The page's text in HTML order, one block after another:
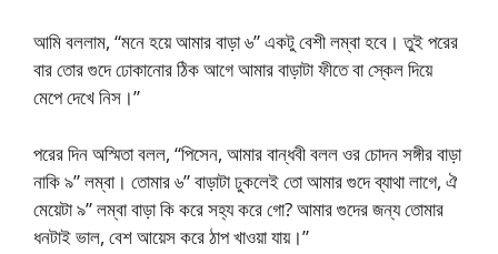
আমি বললাম, “মনে হয়ে আমার বাড়া ৬” একটু বেশী লম্বা হবে। তুই পরের
বার তোর গুদে ঢোকানোর ঠিক আগে আমার বাড়াটা ফীতে বা স্কেল দিয়ে
মেপে দেখে নিস।”
পরের দিন অস্মিতা বলল, “পিসেন, আমার বান্ধবী বলল ওর চোদন সঙ্গীর বাড়া
নাকি ৯” লম্বা। তোমার ৬” বাড়াটা ঢুকলেই তো আমার গুদে ব্যাথা লাগে, ঐ
মেয়েটা ৯” লম্বা বাড়া কি করে সহ্য করে গো? আমার গুদের জন্য তোমার
ধনটাই ভাল, বেশ আয়েস করে ঠাপ খাওয়া যায়।”